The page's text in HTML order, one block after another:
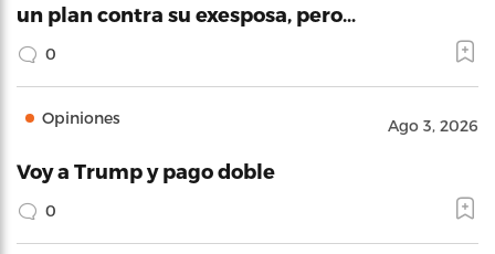
un plan contra su exesposa, pero…
0
Opiniones Ago 3, 2026
Voy a Trump y pago doble
0